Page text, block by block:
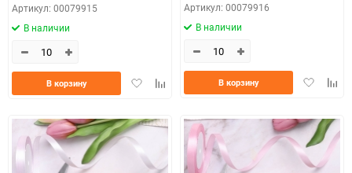
Артикул: 00079915
В наличии
ДобавитьДобавить
В корзину
Артикул: 00079916
В наличии
Добавить
В корзину